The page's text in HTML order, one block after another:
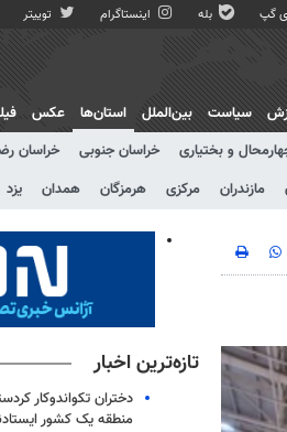
گپ بله اینستاگرام توییتر
سیاست بین‌الملل
استان‌ها
و بختیاری خراسان جنوبی خراسان
مازندران مرکزی هرمزگان همدان یزد
عکس
تازه‌ترین اخبار
دختران تکواندوکار
منطقه یک کشور